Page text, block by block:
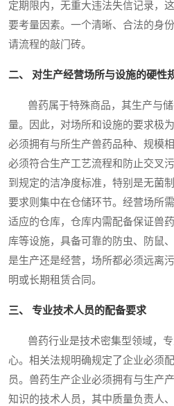
定期限内，无重大违法失信记录，
要考量因素。一个清晰、合法的身
请流程的敲门砖。
二、 对生产经营场所与设施的硬性
兽药属于特殊商品，其生产与储
量。因此，对场所和设施的要求极
必须拥有与所生产兽药品种、规模
必须符合生产工艺流程和防止交叉
到规定的洁净度标准，特别是无菌
要求则集中在仓储环节。经营场所
适应的仓库，仓库内需配备保证兽
库等设施，具备可靠的防虫、防鼠
是生产还是经营，场所都必须远离
明或长期租赁合同。
三、 专业技术人员的配备要求
兽药行业是技术密集型领域，专
心。相关法规明确规定了企业必须
员。兽药生产企业必须拥有与生产
知识的技术人员，其中质量负责人